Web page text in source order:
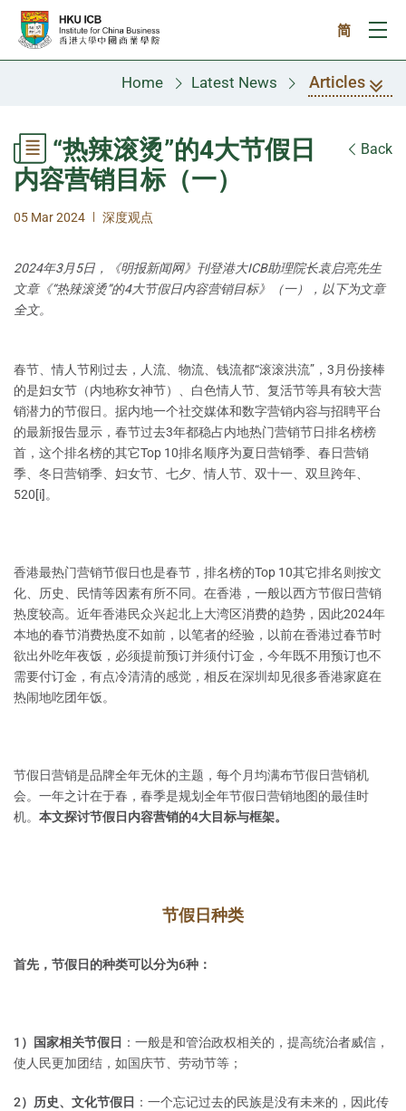
Skip to main content
简
Home Latest News Articles
“热辣滚烫”的4大节假日
内容营销目标（一）
Back
05 Mar 2024 | 深度观点
2024年3月5日，《明报新闻网》刊登港大ICB助理院长袁启亮先生
文章《“热辣滚烫”的4大节假日内容营销目标》（一），以下为文章
全文。
春节、情人节刚过去，人流、物流、钱流都“滚滚洪流”，3月份接棒
的是妇女节（内地称女神节）、白色情人节、复活节等具有较大营
销潜力的节假日。据内地一个社交媒体和数字营销内容与招聘平台
的最新报告显示，春节过去3年都稳占内地热门营销节日排名榜榜
首，这个排名榜的其它Top 10排名顺序为夏日营销季、春日营销
季、冬日营销季、妇女节、七夕、情人节、双十一、双旦跨年、
520[i]。
香港最热门营销节假日也是春节，排名榜的Top 10其它排名则按文
化、历史、民情等因素有所不同。在香港，一般以西方节假日营销
热度较高。近年香港民众兴起北上大湾区消费的趋势，因此2024年
本地的春节消费热度不如前，以笔者的经验，以前在香港过春节时
欲出外吃年夜饭，必须提前预订并须付订金，今年既不用预订也不
需要付订金，有点冷清清的感觉，相反在深圳却见很多香港家庭在
热闹地吃团年饭。
节假日营销是品牌全年无休的主题，每个月均满布节假日营销机
会。一年之计在于春，春季是规划全年节假日营销地图的最佳时
机。 本文探讨节假日内容营销的4大目标与框架。
节假日种类
首先，节假日的种类可以分为6种：
1）国家相关节假日 ：一般是和管治政权相关的，提高统治者威信，
使人民更加团结，如国庆节、劳动节等；
2）历史、文化节假日 ：一个忘记过去的民族是没有未来的，因此传